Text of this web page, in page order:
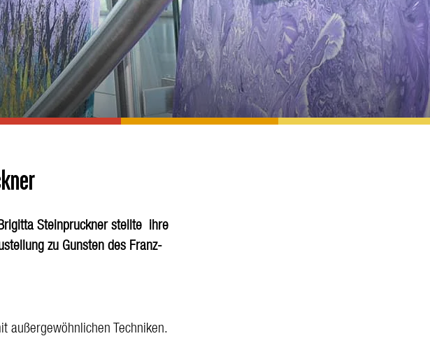
Steinpruckner stellte ihre
zu Gunsten des Franz-
außergewöhnlichen Techniken.